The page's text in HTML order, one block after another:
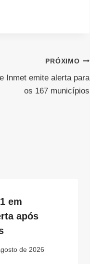
PRÓXIMO
Inmet emite alerta para
os 167 municípios
em
após
de 2026